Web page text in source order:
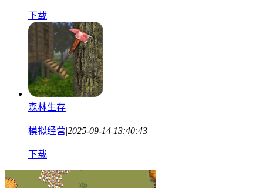
下载
森林生存
模拟经营|2025-09-14 13:40:43
下载